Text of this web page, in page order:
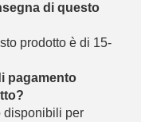
di questo
prodotto è di 15-
pagamento
disponibili per